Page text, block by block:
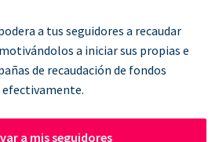
a tus seguidores a recaudar
a iniciar sus propias e
de recaudación de fondos
efectivamente.
a mis seguidores